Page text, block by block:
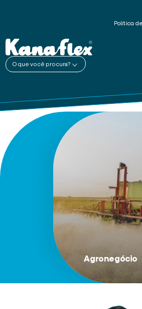
Política
O que você procura?
Agronegócio